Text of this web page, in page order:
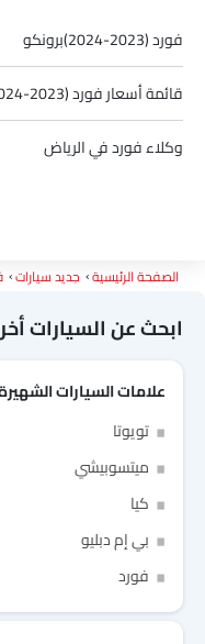
فورد (2023-2024)برونكو
قائمة أسعار فورد (2023-2024)برونكو
وكلاء فورد في الرياض‎
الصفحة الرئيسية جديد سيارات
ابحث عن السيارات
علامات السيارات
تويوتا
ميتسوبيشي
كيا
بي إم دبليو
فورد
شروطand سياسة